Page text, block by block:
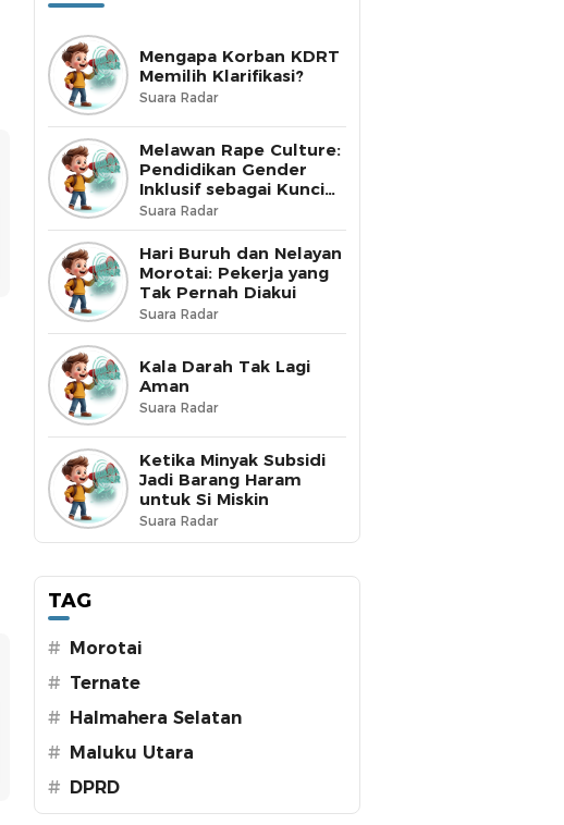
Mengapa Korban KDRT
Memilih Klarifikasi?
Suara Radar
Melawan Rape Culture:
Pendidikan Gender
Inklusif sebagai Kunci
Perubahan
Suara Radar
Hari Buruh dan Nelayan
Morotai: Pekerja yang
Tak Pernah Diakui
Suara Radar
Kala Darah Tak Lagi
Aman
Suara Radar
Ketika Minyak Subsidi
Jadi Barang Haram
untuk Si Miskin
Suara Radar
TAG
#
Morotai
# Ternate
#
Halmahera Selatan
#
Maluku Utara
#
DPRD